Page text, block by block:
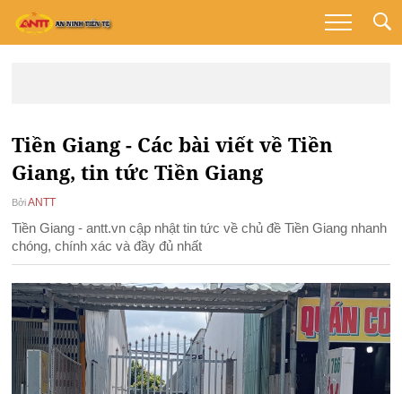
Tiền Giang - Các bài viết về Tiền
Giang, tin tức Tiền Giang
Bởi ANTT
Tiền Giang - antt.vn cập nhật tin tức về chủ đề Tiền Giang nhanh
chóng, chính xác và đầy đủ nhất